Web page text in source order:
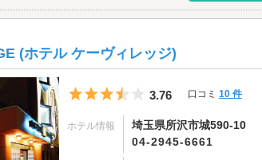
(ホテル ケーヴィレッジ)
5つ星のうち3.5
3.76 口コミ 10 件
ホテル情報
埼玉県所沢市城590-10
04-2945-6661